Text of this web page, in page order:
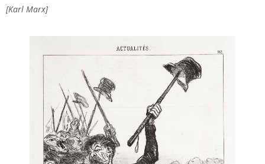
[Karl Marx]